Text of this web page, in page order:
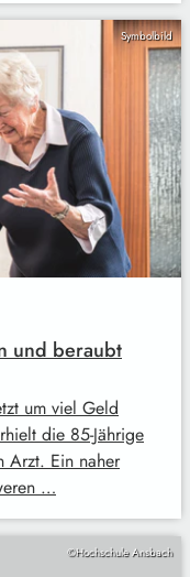
Symbolbild
und beraubt
um viel Geld
die 85-Jährige
Arzt. Ein naher
…
©Hochschule Ansbach